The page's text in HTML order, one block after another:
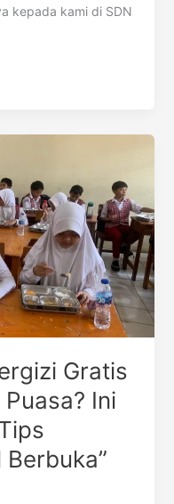
kepada kami di SDN
Gratis
Ini
Berbuka”